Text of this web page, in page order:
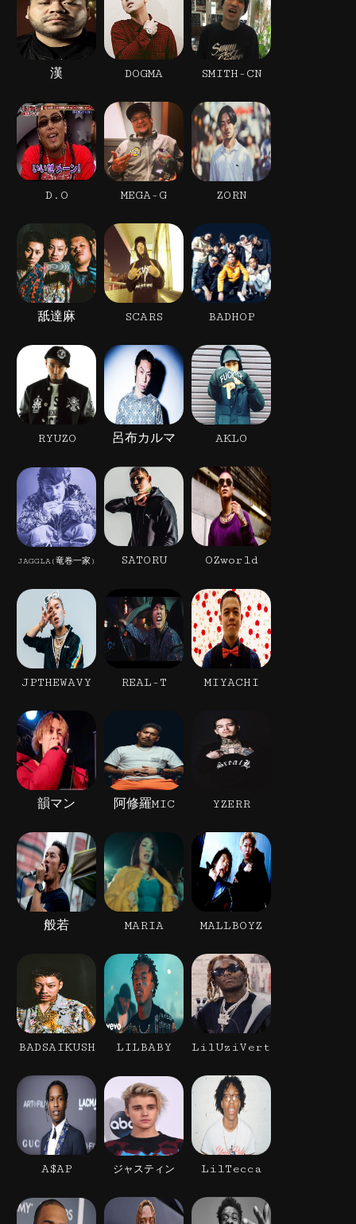
漢 DOGMA SMITH-CN
D.O MEGA-G ZORN
舐達麻 SCARS BADHOP
RYUZO 呂布カルマ AKLO
JAGGLA(竜巻一家) SATORU OZworld
JPTHEWAVY REAL-T MIYACHI
韻マン 阿修羅MIC YZERR
般若 MARIA MALLBOYZ
BADSAIKUSH LILBABY LilUziVert
A$AP ジャスティン LilTecca